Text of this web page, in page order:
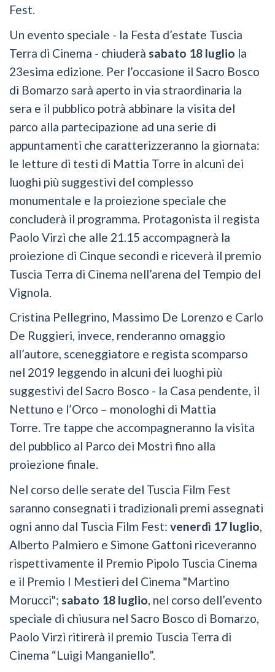
Fest.
Un evento speciale - la Festa d’estate Tuscia
Terra di Cinema - chiuderà sabato 18 luglio la
23esima edizione. Per l’occasione il Sacro Bosco
di Bomarzo sarà aperto in via straordinaria la
sera e il pubblico potrà abbinare la visita del
parco alla partecipazione ad una serie di
appuntamenti che caratterizzeranno la giornata:
le letture di testi di Mattia Torre in alcuni dei
luoghi più suggestivi del complesso
monumentale e la proiezione speciale che
concluderà il programma. Protagonista il regista
Paolo Virzì che alle 21.15 accompagnerà la
proiezione di Cinque secondi e riceverà il premio
Tuscia Terra di Cinema nell’arena del Tempio del
Vignola.
Cristina Pellegrino, Massimo De Lorenzo e Carlo
De Ruggieri, invece, renderanno omaggio
all’autore, sceneggiatore e regista scomparso
nel 2019 leggendo in alcuni dei luoghi più
suggestivi del Sacro Bosco - la Casa pendente, il
Nettuno e l’Orco – monologhi di Mattia
Torre. Tre tappe che accompagneranno la visita
del pubblico al Parco dei Mostri fino alla
proiezione finale.
Nel corso delle serate del Tuscia Film Fest
saranno consegnati i tradizionali premi assegnati
ogni anno dal Tuscia Film Fest: venerdì 17 luglio,
Alberto Palmiero e Simone Gattoni riceveranno
rispettivamente il Premio Pipolo Tuscia Cinema
e il Premio I Mestieri del Cinema "Martino
Morucci"; sabato 18 luglio, nel corso dell’evento
speciale di chiusura nel Sacro Bosco di Bomarzo,
Paolo Virzì ritirerà il premio Tuscia Terra di
Cinema “Luigi Manganiello”.